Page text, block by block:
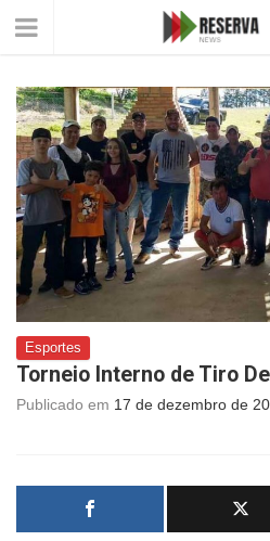
Esportes
Torneio Interno de Tiro
Publicado em 17 de dezembro de